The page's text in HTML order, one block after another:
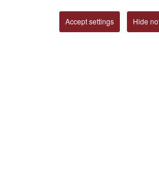
Accept settings Hide